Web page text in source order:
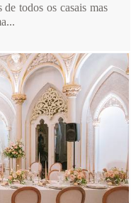
todos os casais mas